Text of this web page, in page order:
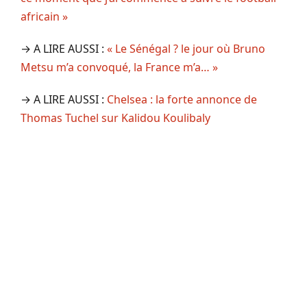
africain »
→ A LIRE AUSSI : « Le Sénégal ? le jour où Bruno
Metsu m’a convoqué, la France m’a… »
→ A LIRE AUSSI : Chelsea : la forte annonce de
Thomas Tuchel sur Kalidou Koulibaly